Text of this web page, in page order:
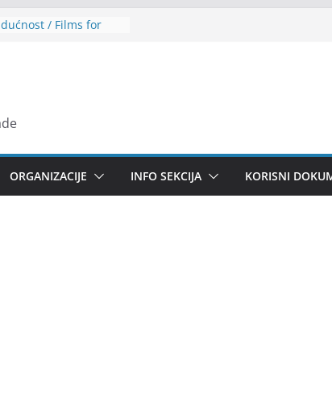
/ Films for
zapošljava
zapošljava
ORGANIZACIJE INFO SEKCIJA KORISNI